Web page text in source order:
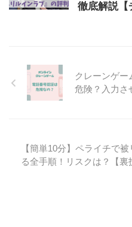
徹底解説【
クレーンゲー
危険？入力さ
【簡単10分】ペライチで
る全手順！リスクは？【裏